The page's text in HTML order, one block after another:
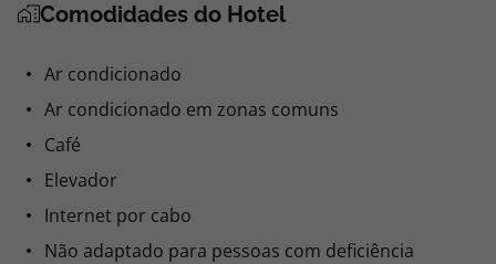
Comodidades do Hotel
Ar condicionado
Ar condicionado em zonas comuns
Café
Elevador
Internet por cabo
Não adaptado para pessoas com deficiência